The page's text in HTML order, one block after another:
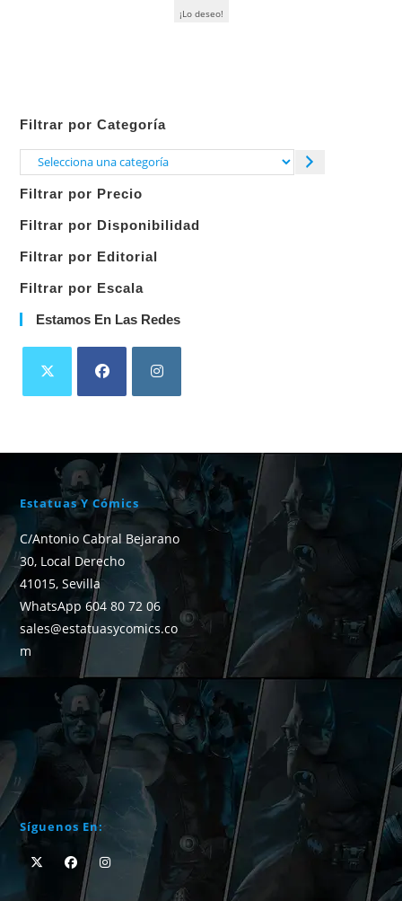
¡Lo deseo!
Filtrar por Categoría
Selecciona
categoría
Filtrar por Precio
Filtrar por Disponibilidad
Filtrar por Editorial
Filtrar por Escala
Estamos En Las Redes
Estatuas Y Cómics
C/Antonio Cabral Bejarano
30, Local Derecho
41015, Sevilla
WhatsApp 604 80 72 06
sales@estatuasycomics.co
m
Síguenos En: